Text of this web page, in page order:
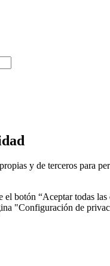
y de terceros para
el botón “Aceptar todas
"Configuración de